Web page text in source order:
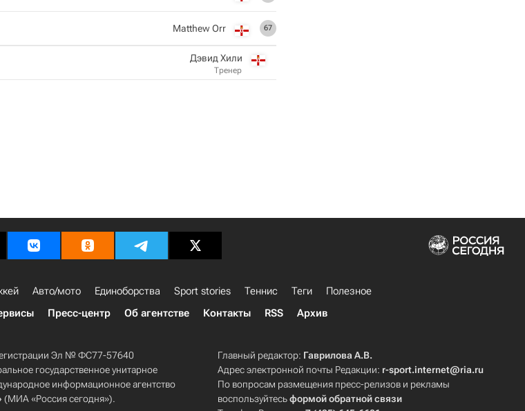
67
Matthew Orr
Дэвид Хили
Тренер
Авто/мото Единоборства Sport stories Теннис Теги
Полезное
Пресс-центр Об агентстве Контакты RSS Архив
Эл № ФС77-57640
государственное унитарное
информационное агентство
(МИА «Россия сегодня»).
Главный редактор: Гаврилова А.В.
Адрес электронной почты Редакции: r-sport.internet@ria.ru
По вопросам размещения пресс-релизов и рекламы
воспользуйтесьформой обратной связи